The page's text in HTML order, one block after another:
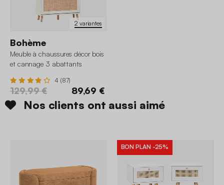
2 variantes
Bohème
Meuble à chaussures décor bois
et cannage 3 abattants
4 (87)
129,99 € 89,69 €
Nos clients ont aussi aimé
BON PLAN -25%